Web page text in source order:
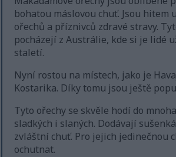
bohatou máslovou chuť. Jsou hitem
ořechů a příznivců zdravé stravy.
pocházejí z Austrálie, kde si je lidé
staletí.
Nyní rostou na místech, jako je
Kostarika. Díky tomu jsou ještě
Tyto ořechy se skvěle hodí do
sladkých i slaných. Dodávají
zvláštní chuť. Pro jejich jedinečnou
ochutnat.